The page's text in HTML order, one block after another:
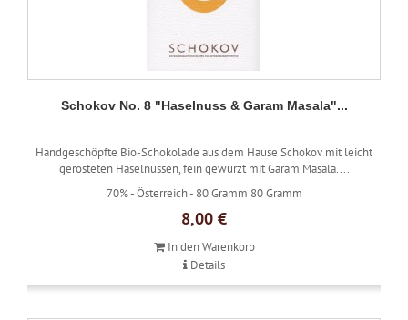
Schokov No. 8 "Haselnuss & Garam Masala"...
Handgeschöpfte Bio-Schokolade aus dem Hause Schokov mit leicht
gerösteten Haselnüssen, fein gewürzt mit Garam Masala....
70% -Österreich - 80 Gramm 80 Gramm
8,00 €
In den Warenkorb
Details